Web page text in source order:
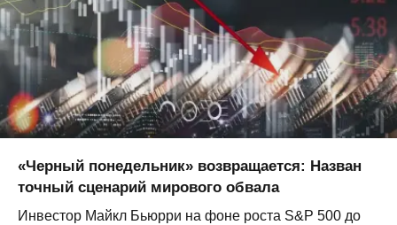
«Черный понедельник» возвращается: Назван
точный сценарий мирового обвала
Инвестор Майкл Бьюрри на фоне роста S&P 500 до